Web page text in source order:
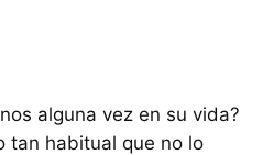
alguna vez en su vida?
tan habitual que no lo